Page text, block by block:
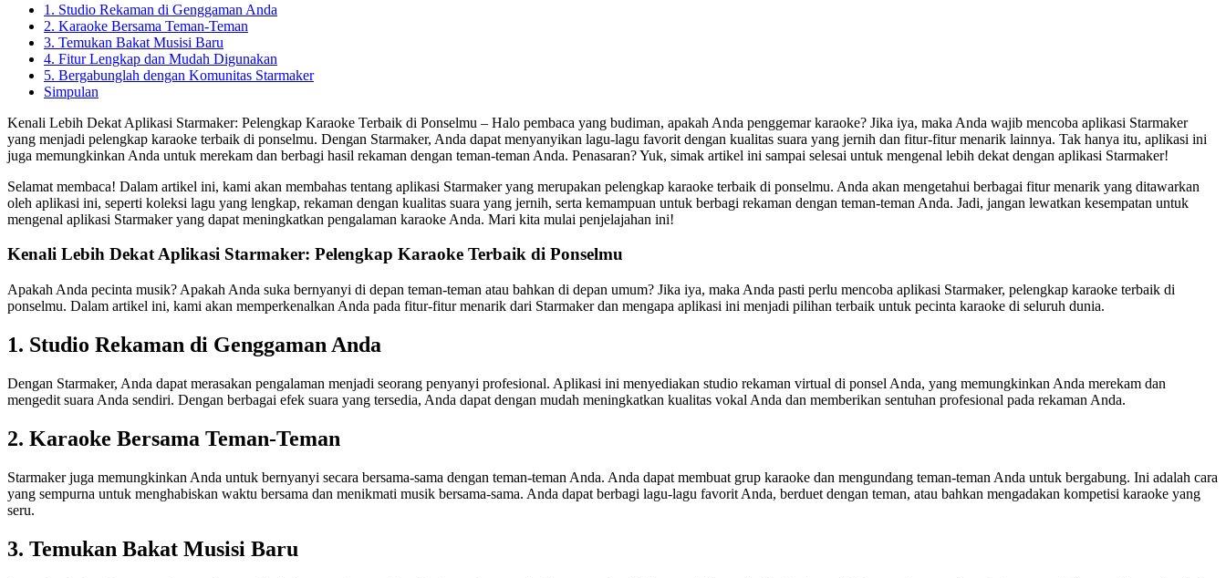
1. Studio Rekaman di Genggaman Anda
2. Karaoke Bersama Teman-Teman
3. Temukan Bakat Musisi Baru
4. Fitur Lengkap dan Mudah Digunakan
5. Bergabunglah dengan Komunitas Starmaker
Simpulan
Kenali Lebih Dekat Aplikasi Starmaker: Pelengkap Karaoke Terbaik di Ponselmu – Halo pembaca yang budiman, apakah Anda penggemar karaoke? Jika iya, maka Anda wajib mencoba aplikasi Starmaker
yang menjadi pelengkap karaoke terbaik di ponselmu. Dengan Starmaker, Anda dapat menyanyikan lagu-lagu favorit dengan kualitas suara yang jernih dan fitur-fitur menarik lainnya. Tak hanya itu, aplikasi ini
juga memungkinkan Anda untuk merekam dan berbagi hasil rekaman dengan teman-teman Anda. Penasaran? Yuk, simak artikel ini sampai selesai untuk mengenal lebih dekat dengan aplikasi Starmaker!
Selamat membaca! Dalam artikel ini, kami akan membahas tentang aplikasi Starmaker yang merupakan pelengkap karaoke terbaik di ponselmu. Anda akan mengetahui berbagai fitur menarik yang ditawarkan
oleh aplikasi ini, seperti koleksi lagu yang lengkap, rekaman dengan kualitas suara yang jernih, serta kemampuan untuk berbagi rekaman dengan teman-teman Anda. Jadi, jangan lewatkan kesempatan untuk
mengenal aplikasi Starmaker yang dapat meningkatkan pengalaman karaoke Anda. Mari kita mulai penjelajahan ini!
Kenali Lebih Dekat Aplikasi Starmaker: Pelengkap Karaoke Terbaik di Ponselmu
Apakah Anda pecinta musik? Apakah Anda suka bernyanyi di depan teman-teman atau bahkan di depan umum? Jika iya, maka Anda pasti perlu mencoba aplikasi Starmaker, pelengkap karaoke terbaik di
ponselmu. Dalam artikel ini, kami akan memperkenalkan Anda pada fitur-fitur menarik dari Starmaker dan mengapa aplikasi ini menjadi pilihan terbaik untuk pecinta karaoke di seluruh dunia.
1. Studio Rekaman di Genggaman Anda
Dengan Starmaker, Anda dapat merasakan pengalaman menjadi seorang penyanyi profesional. Aplikasi ini menyediakan studio rekaman virtual di ponsel Anda, yang memungkinkan Anda merekam dan
mengedit suara Anda sendiri. Dengan berbagai efek suara yang tersedia, Anda dapat dengan mudah meningkatkan kualitas vokal Anda dan memberikan sentuhan profesional pada rekaman Anda.
2. Karaoke Bersama Teman-Teman
Starmaker juga memungkinkan Anda untuk bernyanyi secara bersama-sama dengan teman-teman Anda. Anda dapat membuat grup karaoke dan mengundang teman-teman Anda untuk bergabung. Ini adalah cara
yang sempurna untuk menghabiskan waktu bersama dan menikmati musik bersama-sama. Anda dapat berbagi lagu-lagu favorit Anda, berduet dengan teman, atau bahkan mengadakan kompetisi karaoke yang
seru.
3. Temukan Bakat Musisi Baru